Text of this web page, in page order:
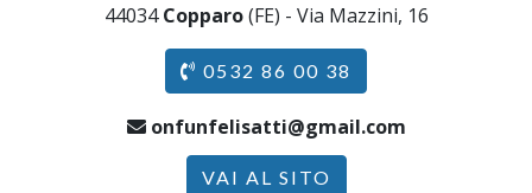
44034Copparo(FE) - Via Mazzini, 16
0532 86 00 38
onfunfelisatti@gmail.com
VAI AL SITO